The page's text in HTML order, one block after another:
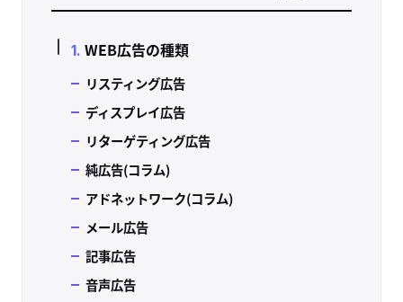
WEB広告の種類
リスティング広告
ディスプレイ広告
リターゲティング広告
純広告(コラム)
アドネットワーク(コラム)
メール広告
記事広告
音声広告